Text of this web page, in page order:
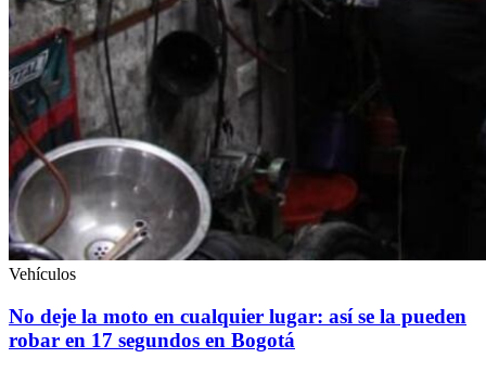
Vehículos
No deje la moto en cualquier lugar: así se la pueden
robar en 17 segundos en Bogotá